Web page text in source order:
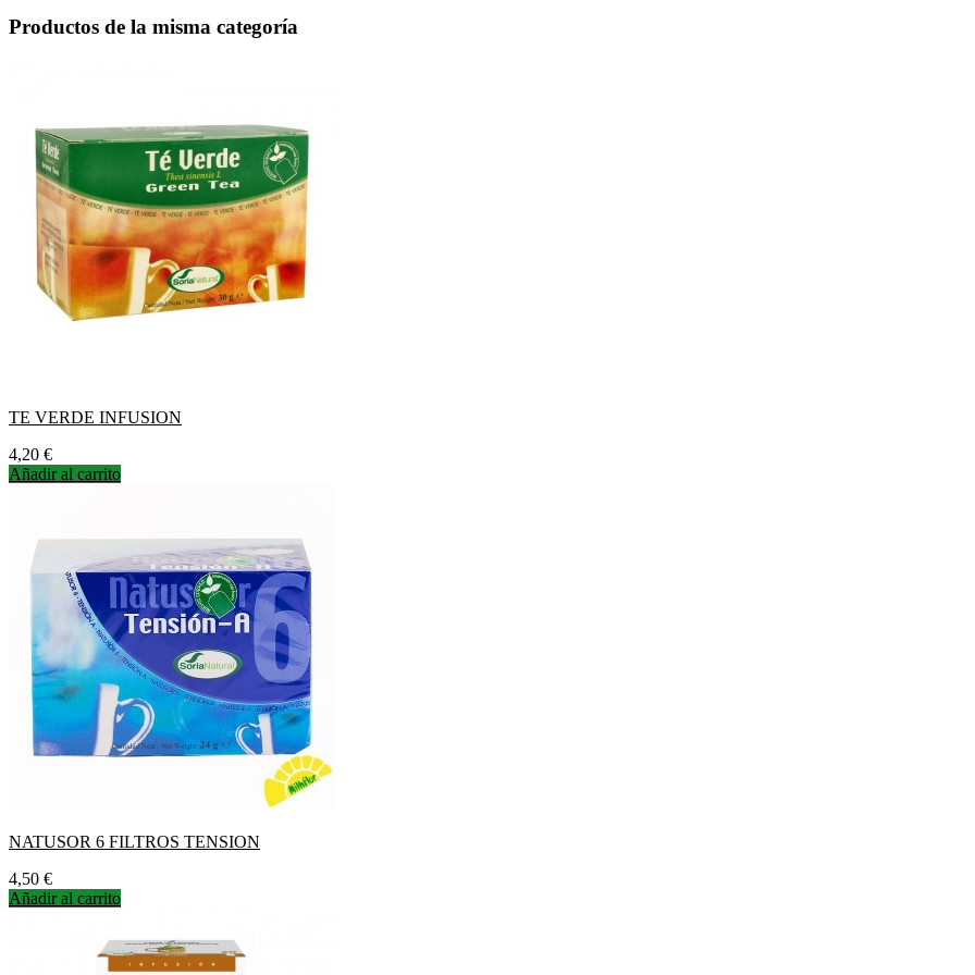
Productos de la misma categoría
TE VERDE INFUSION
Precio
4,20 €
Añadir al carrito
NATUSOR 6 FILTROS TENSION
Precio
4,50 €
Añadir al carrito